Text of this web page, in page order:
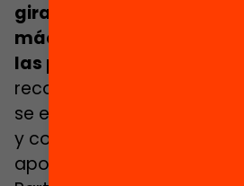
gira única y
máquinas, chips y
las personas.
reconocer el talento de
se encuentran en
y comunidades
apoyo y acompañamiento.